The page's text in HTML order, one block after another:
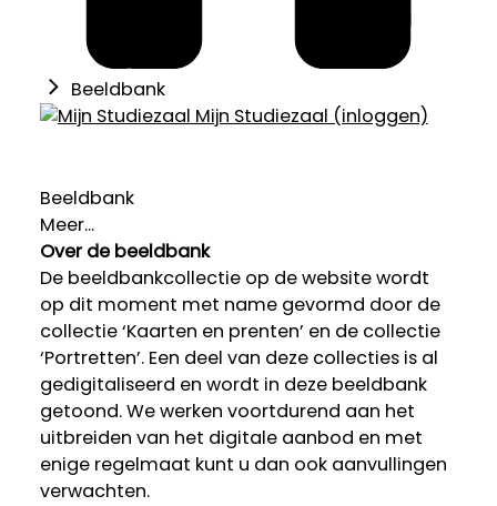
Beeldbank
Mijn Studiezaal (inloggen)
Beeldbank
Meer...
Over de beeldbank
De beeldbankcollectie op de website wordt
op dit moment met name gevormd door de
collectie ‘Kaarten en prenten’ en de collectie
‘Portretten’. Een deel van deze collecties is al
gedigitaliseerd en wordt in deze beeldbank
getoond. We werken voortdurend aan het
uitbreiden van het digitale aanbod en met
enige regelmaat kunt u dan ook aanvullingen
verwachten.